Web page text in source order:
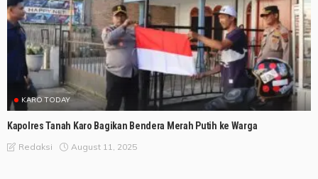
KARO TODAY
Kapolres Tanah Karo Bagikan Bendera Merah Putih ke Warga
Redaksi August 11, 2025